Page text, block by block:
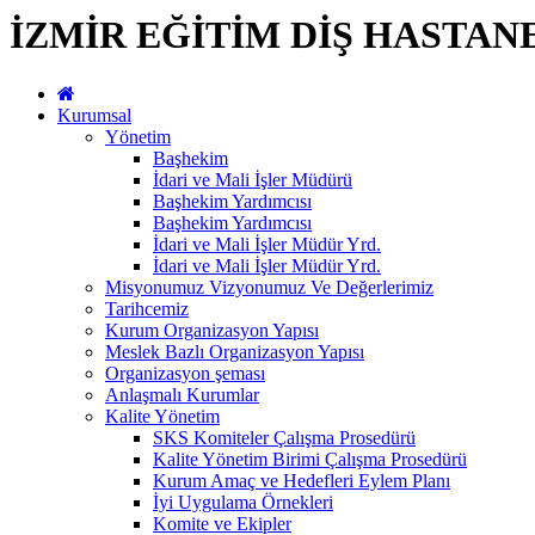
İZMİR EĞİTİM DİŞ
Kurumsal
Yönetim
Başhekim
İdari ve Mali İşler Müdürü
Başhekim Yardımcısı
Başhekim Yardımcısı
İdari ve Mali İşler Müdür Yrd.
İdari ve Mali İşler Müdür Yrd.
Misyonumuz Vizyonumuz Ve Değerlerimiz
Tarihcemiz
Kurum Organizasyon Yapısı
Meslek Bazlı Organizasyon Yapısı
Organizasyon şeması
Anlaşmalı Kurumlar
Kalite Yönetim
SKS Komiteler Çalışma Prosedürü
Kalite Yönetim Birimi Çalışma Prosedürü
Kurum Amaç ve Hedefleri Eylem Planı
İyi Uygulama Örnekleri
Komite ve Ekipler